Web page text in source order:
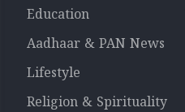
Education
Aadhaar & PAN News
Lifestyle
Religion & Spirituality